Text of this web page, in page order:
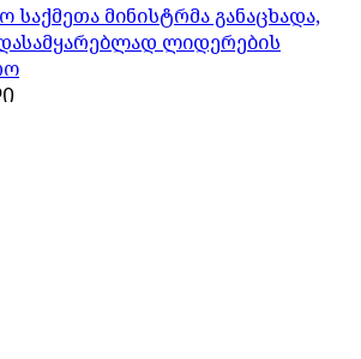
საქმეთა მინისტრმა განაცხადა,
ლიდერების